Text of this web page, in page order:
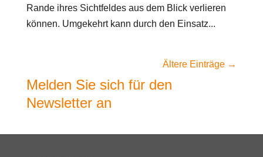
Rande ihres Sichtfeldes aus dem Blick verlieren
können. Umgekehrt kann durch den Einsatz...
Melden Sie sich für den
Newsletter an